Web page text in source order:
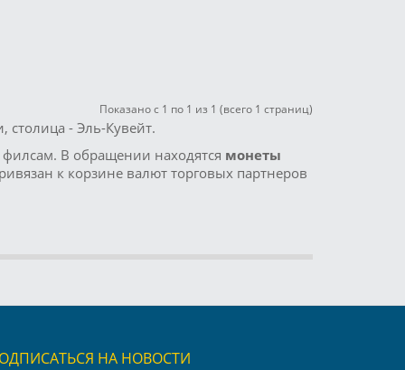
Показано с 1 по 1 из 1 (всего 1 страниц)
столица - Эль-Кувейт.
В обращении находятся монеты
к корзине валют торговых партнеров
НА НОВОСТИ